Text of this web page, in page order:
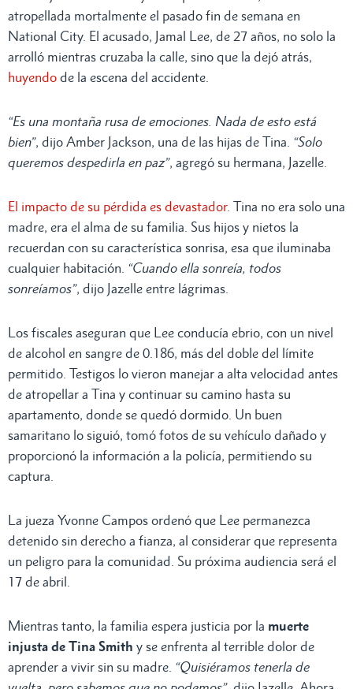
atropellada mortalmente el pasado fin de semana en
National City. El acusado, Jamal Lee, de 27 años, no solo la
arrolló mientras cruzaba la calle, sino que la dejó atrás,
huyendo de la escena del accidente.
“Es una montaña rusa de emociones. Nada de esto está
bien”, dijo Amber Jackson, una de las hijas de Tina. “Solo
queremos despedirla en paz”, agregó su hermana, Jazelle.
El impacto de su pérdida es devastador. Tina no era solo una
madre, era el alma de su familia. Sus hijos y nietos la
recuerdan con su característica sonrisa, esa que iluminaba
cualquier habitación. “Cuando ella sonreía, todos
sonreíamos”, dijo Jazelle entre lágrimas.
Los fiscales aseguran que Lee conducía ebrio, con un nivel
de alcohol en sangre de 0.186, más del doble del límite
permitido. Testigos lo vieron manejar a alta velocidad antes
de atropellar a Tina y continuar su camino hasta su
apartamento, donde se quedó dormido. Un buen
samaritano lo siguió, tomó fotos de su vehículo dañado y
proporcionó la información a la policía, permitiendo su
captura.
La jueza Yvonne Campos ordenó que Lee permanezca
detenido sin derecho a fianza, al considerar que representa
un peligro para la comunidad. Su próxima audiencia será el
17 de abril.
Mientras tanto, la familia espera justicia por la muerte
injusta de Tina Smith y se enfrenta al terrible dolor de
aprender a vivir sin su madre. “Quisiéramos tenerla de